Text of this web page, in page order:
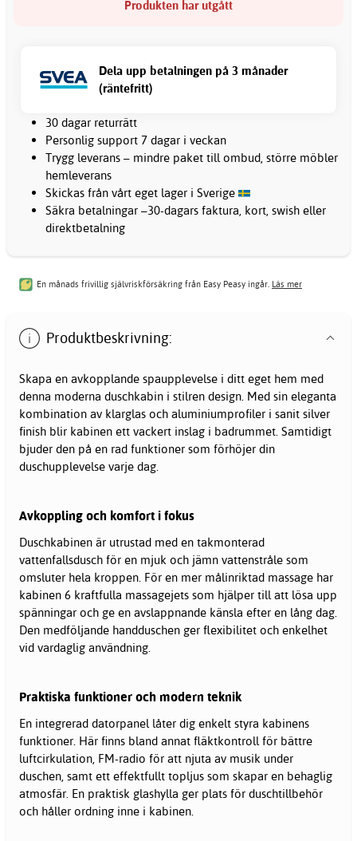
Produkten har utgått
Dela upp betalningen på 3 månader
(räntefritt)
30 dagar returrätt
Personlig support 7 dagar i veckan
Trygg leverans – mindre paket till ombud, större möbler
hemleverans
Skickas från vårt eget lager i Sverige
Säkra betalningar –30-dagars faktura, kort, swish eller
direktbetalning
En månads frivillig självriskförsäkring från Easy Peasy ingår. Läs mer
Produktbeskrivning:
Skapa en avkopplande spaupplevelse i ditt eget hem med
denna moderna duschkabin i stilren design. Med sin eleganta
kombination av klarglas och aluminiumprofiler i sanit silver
finish blir kabinen ett vackert inslag i badrummet. Samtidigt
bjuder den på en rad funktioner som förhöjer din
duschupplevelse varje dag.
Avkoppling och komfort i fokus
Duschkabinen är utrustad med en takmonterad
vattenfallsdusch för en mjuk och jämn vattenstråle som
omsluter hela kroppen. För en mer målinriktad massage har
kabinen 6 kraftfulla massagejets som hjälper till att lösa upp
spänningar och ge en avslappnande känsla efter en lång dag.
Den medföljande handduschen ger flexibilitet och enkelhet
vid vardaglig användning.
Praktiska funktioner och modern teknik
En integrerad datorpanel låter dig enkelt styra kabinens
funktioner. Här finns bland annat fläktkontroll för bättre
luftcirkulation, FM-radio för att njuta av musik under
duschen, samt ett effektfullt topljus som skapar en behaglig
atmosfär. En praktisk glashylla ger plats för duschtillbehör
och håller ordning inne i kabinen.